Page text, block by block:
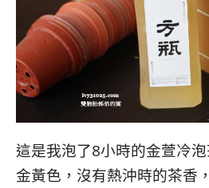
這是我泡了8小時的金萱冷
金黃色，沒有熱沖時的茶香